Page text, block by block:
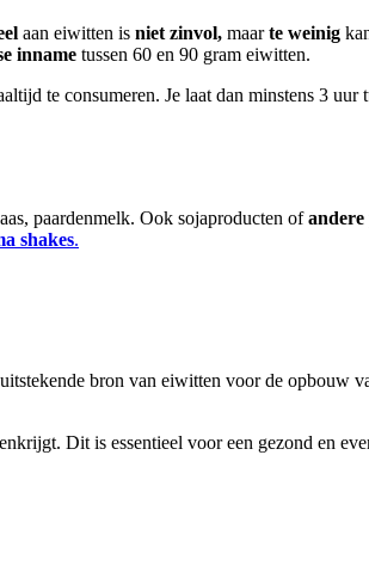
aan eiwitten is niet zinvol, maarte weinig
inname tussen 60 en 90 gram eiwitten.
te consumeren. Je laat dan minstens 3
paardenmelk. Ook sojaproducten of
shakes.
bron van eiwitten voor de opbouw
Dit is essentieel voor een gezond en